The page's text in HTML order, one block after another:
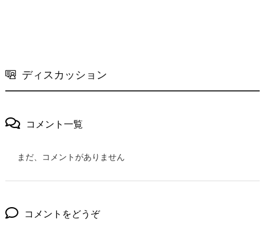
ディスカッション
コメント一覧
まだ、コメントがありません
コメントをどうぞ